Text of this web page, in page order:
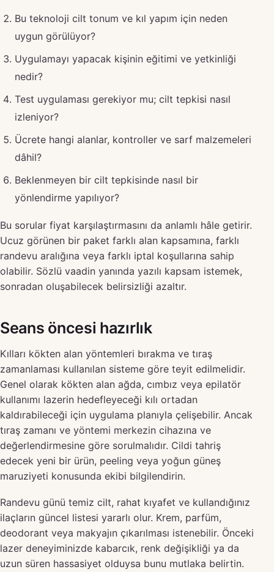
Bu teknoloji cilt tonum ve kıl yapım için neden
uygun görülüyor?
Uygulamayı yapacak kişinin eğitimi ve yetkinliği
nedir?
Test uygulaması gerekiyor mu; cilt tepkisi nasıl
izleniyor?
Ücrete hangi alanlar, kontroller ve sarf malzemeleri
dâhil?
Beklenmeyen bir cilt tepkisinde nasıl bir
yönlendirme yapılıyor?
Bu sorular fiyat karşılaştırmasını da anlamlı hâle getirir.
Ucuz görünen bir paket farklı alan kapsamına, farklı
randevu aralığına veya farklı iptal koşullarına sahip
olabilir. Sözlü vaadin yanında yazılı kapsam istemek,
sonradan oluşabilecek belirsizliği azaltır.
Seans öncesi hazırlık
Kılları kökten alan yöntemleri bırakma ve tıraş
zamanlaması kullanılan sisteme göre teyit edilmelidir.
Genel olarak kökten alan ağda, cımbız veya epilatör
kullanımı lazerin hedefleyeceği kılı ortadan
kaldırabileceği için uygulama planıyla çelişebilir. Ancak
tıraş zamanı ve yöntemi merkezin cihazına ve
değerlendirmesine göre sorulmalıdır. Cildi tahriş
edecek yeni bir ürün, peeling veya yoğun güneş
maruziyeti konusunda ekibi bilgilendirin.
Randevu günü temiz cilt, rahat kıyafet ve kullandığınız
ilaçların güncel listesi yararlı olur. Krem, parfüm,
deodorant veya makyajın çıkarılması istenebilir. Önceki
lazer deneyiminizde kabarcık, renk değişikliği ya da
uzun süren hassasiyet olduysa bunu mutlaka belirtin.